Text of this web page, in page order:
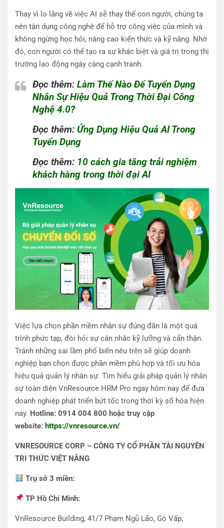
Thay vì lo lắng về việc AI sẽ thay thế con người, chúng ta
nên tận dụng công nghệ để hỗ trợ công việc của mình và
không ngừng học hỏi, nâng cao kiến thức và kỹ năng. Nhờ
đó, con người có thể tạo ra sự khác biệt và giá trị trong thị
trường lao động ngày càng cạnh tranh.
Đọc thêm: Làm Thế Nào Để Tuyển Dụng
Nhân Sự Hiệu Quả Trong Thời Đại Công
Nghệ 4.0?
Đọc thêm: Ứng Dụng Hiệu Quả AI Trong
Tuyển Dụng
Đọc thêm: 10 cách gia tăng trải nghiệm
khách hàng trong thời đại AI
Việc lựa chọn phần mềm nhân sự đúng đắn là một quá
trình phức tạp, đòi hỏi sự cân nhắc kỹ lưỡng và cẩn thận.
Tránh những sai lầm phổ biến nêu trên sẽ giúp doanh
nghiệp bạn chọn được phần mềm phù hợp và tối ưu hóa
hiệu quả quản lý nhân sự. Tìm hiểu giải pháp quản lý nhân
sự toàn diện VnResource HRM Pro ngay hôm nay để đưa
doanh nghiệp phát triển bứt tốc trong thời kỳ số hóa hiện
nay. Hotline: 0914 004 800 hoặc truy cập
website: https://vnresource.vn/
VNRESOURCE CORP – CÔNG TY CỔ PHẦN TÀI NGUYÊN
TRI THỨC VIỆT NĂNG
Trụ sở 3 miền:
TP Hồ Chí Minh:
VnResource Building, 41/7 Phạm Ngũ Lão, Gò Vấp,